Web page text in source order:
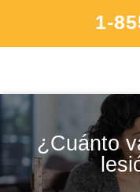
1-
¿Cuánto